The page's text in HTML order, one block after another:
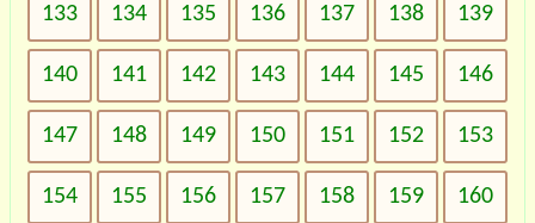
133 134 135 136 137 138 139
140 141 142 143 144 145 146
147 148 149 150 151 152 153
154 155 156 157 158 159 160